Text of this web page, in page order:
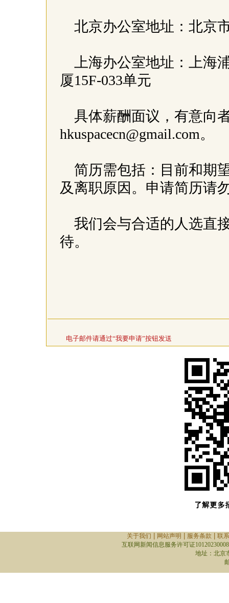
北京办公室地址：北京
上海办公室地址：上海
厦15F-033单元
具体薪酬面议，有意向
hkuspacecn@gmail.com。
简历需包括：目前和期
及离职原因。申请简历请
我们会与合适的人选直
待。
电子邮件请通过“我要申请”按钮发送
关于我们 网站声明 服务条款
联
互联网新闻信息服务许可证10120230008
地址：北京